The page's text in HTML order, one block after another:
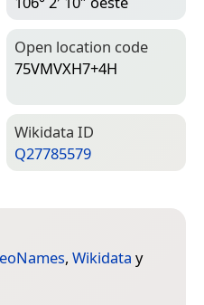
Open location code
75VMVXH7+4H
Wiki­data ID
Q27785579
, Wikidata y